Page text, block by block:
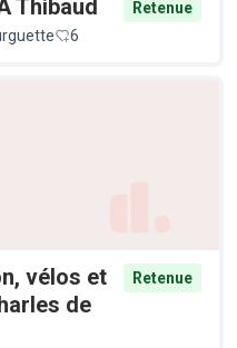
Thibaud
Retenue
6
vélos et
de
Retenue